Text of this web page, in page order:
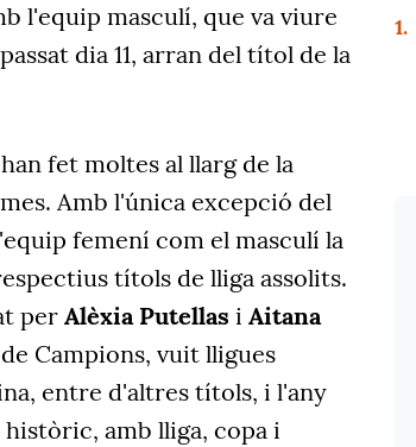
l'equip masculí, que va viure
dia 11, arran del títol de la
fet moltes al llarg de la
Amb l'única excepció del
femení com el masculí la
títols de lliga assolits.
per Alèxia Putellas i Aitana
Campions, vuit lligues
entre d'altres títols, i l'any
amb lliga, copa i
1.